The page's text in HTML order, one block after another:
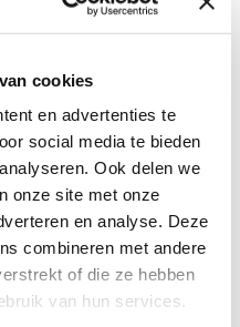
cookies
en advertenties te
social media te bieden
Ook delen we
onze site met onze
en analyse. Deze
combineren met andere
of die ze hebben
van hun services.
prepping is toch wel